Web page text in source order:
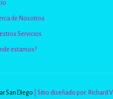
de Nosotros
Servicios
estamos?
San Diego | Sitio diseñado por: Richard